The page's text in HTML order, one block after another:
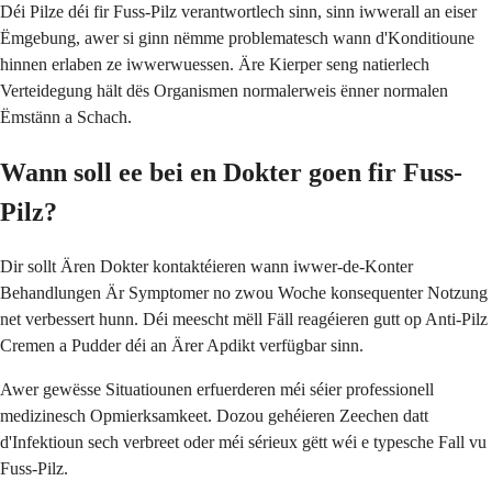
Déi Pilze déi fir Fuss-Pilz verantwortlech sinn, sinn iwwerall an eiser
Ëmgebung, awer si ginn nëmme problematesch wann d'Konditioune
hinnen erlaben ze iwwerwuessen. Äre Kierper seng natierlech
Verteidegung hält dës Organismen normalerweis ënner normalen
Ëmstänn a Schach.
Wann soll ee bei en Dokter goen fir Fuss-
Pilz?
Dir sollt Ären Dokter kontaktéieren wann iwwer-de-Konter
Behandlungen Är Symptomer no zwou Woche konsequenter Notzung
net verbessert hunn. Déi meescht mëll Fäll reagéieren gutt op Anti-Pilz
Cremen a Pudder déi an Ärer Apdikt verfügbar sinn.
Awer gewësse Situatiounen erfuerderen méi séier professionell
medizinesch Opmierksamkeet. Dozou gehéieren Zeechen datt
d'Infektioun sech verbreet oder méi sérieux gëtt wéi e typesche Fall vu
Fuss-Pilz.